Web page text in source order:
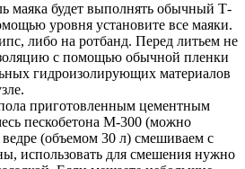
маяка будет выполнять обычный Т-
уровня установите все маяки.
либо на ротбанд. Перед литьем не
с помощью обычной пленки
гидроизолирующих материалов
приготовленным цементным
пескобетона М-300 (можно
(объемом 30 л) смешиваем с
использовать для смешения нужно